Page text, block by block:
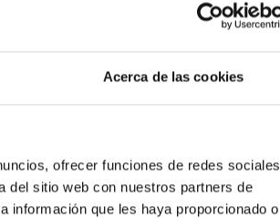
Acerca de las cookies
ofrecer funciones de redes sociales
del sitio web con nuestros partners de
información que les haya proporcionado o
16,94 €